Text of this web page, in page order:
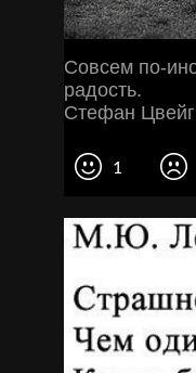
Совсем по-
радость.
Стефан
1